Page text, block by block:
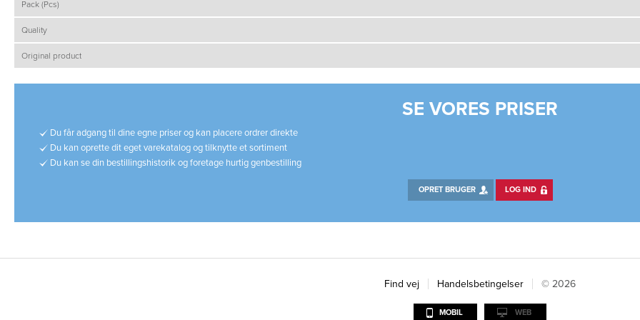
Pack (Pcs)
Quality
Original product
SE VORES PRISER
Du får adgang til dine egne priser og kan placere ordrer direkte
Du kan oprette dit eget varekatalog og tilknytte et sortiment
Du kan se din bestillingshistorik og foretage hurtig genbestilling
OPRET BRUGER LOG IND
Find vej Handelsbetingelser © 2026
MOBIL WEB